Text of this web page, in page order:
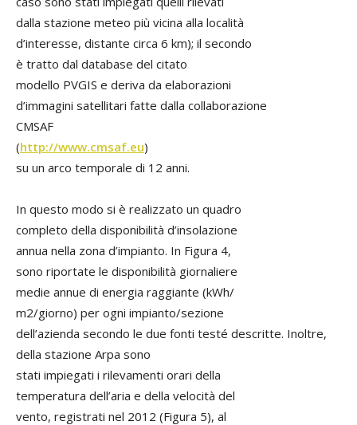
dalla stazione meteo più vicina alla località
d’interesse, distante circa 6 km); il secondo
è tratto dal database del citato
modello PVGIS e deriva da elaborazioni
d’immagini satellitari fatte dalla collaborazione
CMSAF
(http://www.cmsaf.eu)
su un arco temporale di 12 anni.
In questo modo si è realizzato un quadro
completo della disponibilità d’insolazione
annua nella zona d’impianto. In Figura 4,
sono riportate le disponibilità giornaliere
medie annue di energia raggiante (kWh/
m2/giorno) per ogni impianto/sezione
dell’azienda secondo le due fonti testé descritte. Inoltre,
della stazione Arpa sono
stati impiegati i rilevamenti orari della
temperatura dell’aria e della velocità del
vento, registrati nel 2012 (Figura 5), al